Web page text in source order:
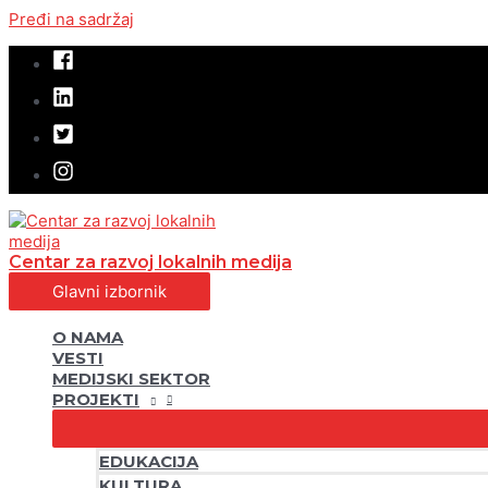
Pređi na sadržaj
Centar za razvoj lokalnih medija
Glavni izbornik
O NAMA
VESTI
MEDIJSKI SEKTOR
PROJEKTI
EDUKACIJA